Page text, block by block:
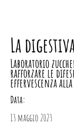
La
Laboratorio
rafforzare le
effervescenza
Data:
13 maggio 2023